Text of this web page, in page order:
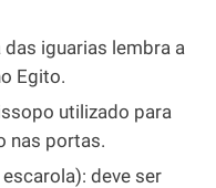
iguarias lembra a
Egito.
utilizado para
nas portas.
deve ser